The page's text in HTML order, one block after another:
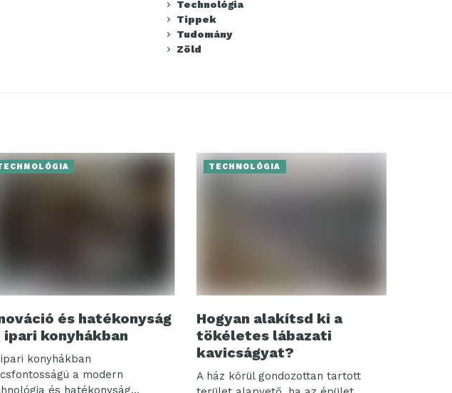
Technológia
Tippek
Tudomány
Zöld
és hatékonyság
ipari konyhákban
konyhákban
a modern
és hatékonyság
TECHNOLÓGIA
Hogyan alakítsd ki a
tökéletes lábazati
kavicságyat?
A ház körül gondozottan tartott